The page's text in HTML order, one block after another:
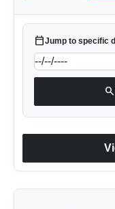
calendar_todayJump to specific
search